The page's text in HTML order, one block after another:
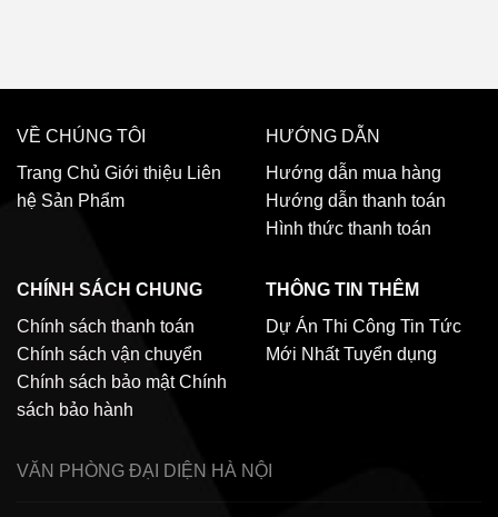
VỀ CHÚNG TÔI
Trang Chủ Giới thiệu Liên
hệ Sản Phẩm
HƯỚNG DẪN
Hướng dẫn mua hàng
Hướng dẫn thanh toán
Hình thức thanh toán
CHÍNH SÁCH CHUNG
Chính sách thanh toán
Chính sách vận chuyển
Chính sách bảo mật Chính
sách bảo hành
THÔNG TIN THÊM
Dự Án Thi Công Tin Tức
Mới Nhất Tuyển dụng
VĂN PHÒNG ĐẠI DIỆN HÀ NỘI